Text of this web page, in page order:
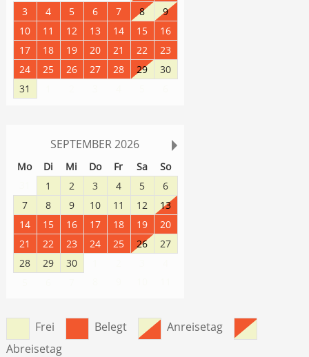
3
4 5 6 7 8
9
10
11 12 13 14 15
16
17
18 19 20 21 22
23
24
25 26 27 28 29
30
31
SEPTEMBER 2026
Mo Di Mi Do Fr Sa
So
1 2 3 4 5
6
7
8 9 10 11 12
13
14
15 16 17 18 19
20
21
22 23 24 25 26
27
28
29 30
Frei Belegt
Anreisetag
Abreisetag